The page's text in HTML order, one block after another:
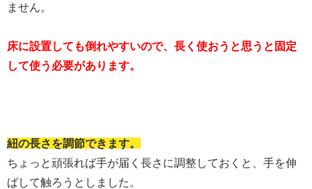
ません。
床に設置しても倒れやすいので、長く使おうと思うと固定
して使う必要があります。
紐の長さを調節できます。
ちょっと頑張れば手が届く長さに調整しておくと、手を伸
ばして触ろうとしました。